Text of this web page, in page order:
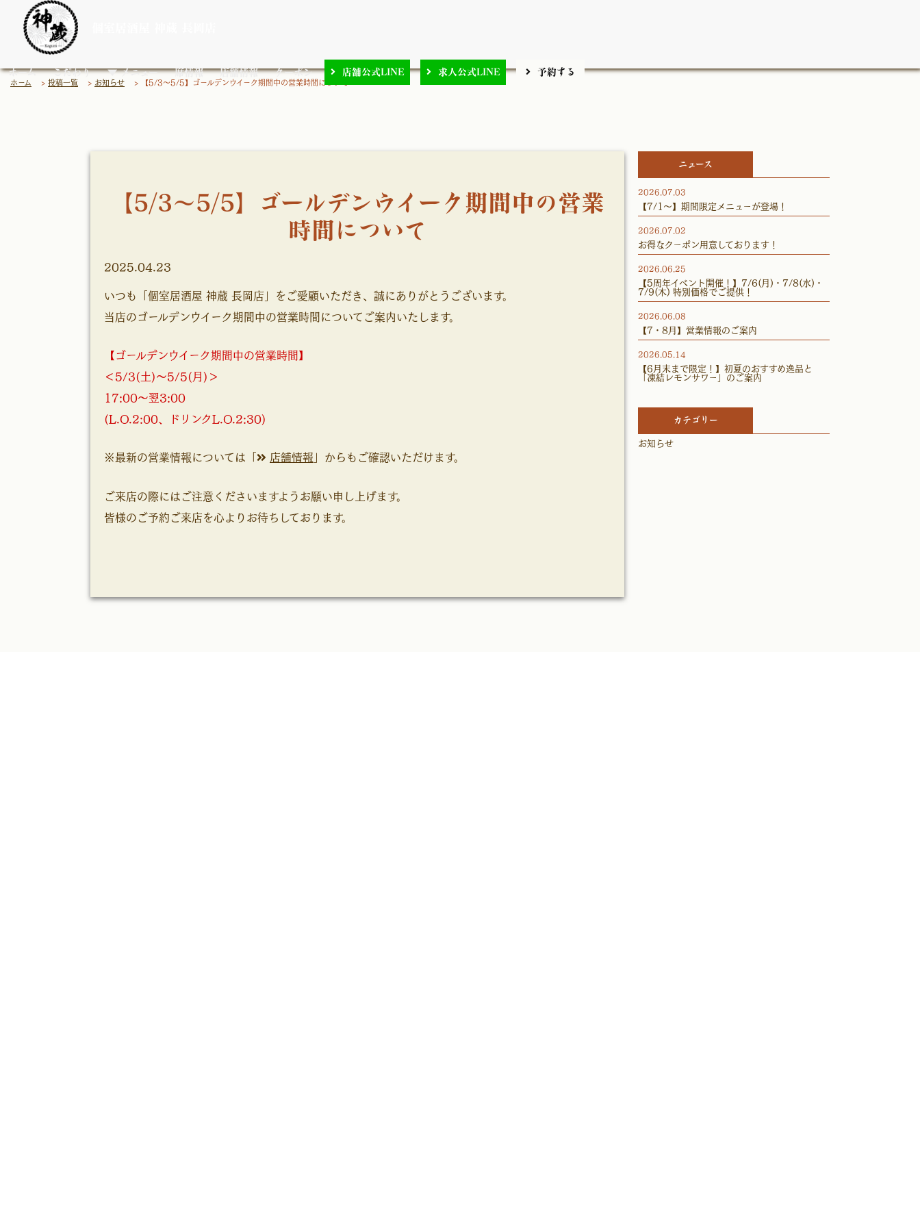
ホーム こだわり ▼ メニュー 席情報 店舗情報 クーポン 店舗公式LINE 求人公式LINE 予約する
ホーム > 投稿一覧 > お知らせ > 【5/3～5/5】ゴールデンウイーク期間中の営業時間について
【5/3～5/5】ゴールデンウイーク期間中の営業
時間について
2025.04.23
いつも「個室居酒屋 神蔵 長岡店」をご愛顧いただき、誠にありがとうございます。
当店のゴールデンウイーク期間中の営業時間についてご案内いたします。
【ゴールデンウイーク期間中の営業時間】
＜5/3(土)～5/5(月)＞
17:00～翌3:00
(L.O.2:00、ドリンクL.O.2:30)
※最新の営業情報については「 店舗情報 」からもご確認いただけます。
ご来店の際にはご注意くださいますようお願い申し上げます。
皆様のご予約ご来店を心よりお待ちしております。
ニュース
2026.07.03
【7/1～】期間限定メニューが登場！
2026.07.02
お得なクーポン用意しております！
2026.06.25
【5周年イベント開催！】7/6(月)・7/8(水)・
7/9(木) 特別価格でご提供！
2026.06.08
【7・8月】営業情報のご案内
2026.05.14
【6月末まで限定！】初夏のおすすめ逸品と
「凍結レモンサワー」のご案内
カテゴリー
お知らせ